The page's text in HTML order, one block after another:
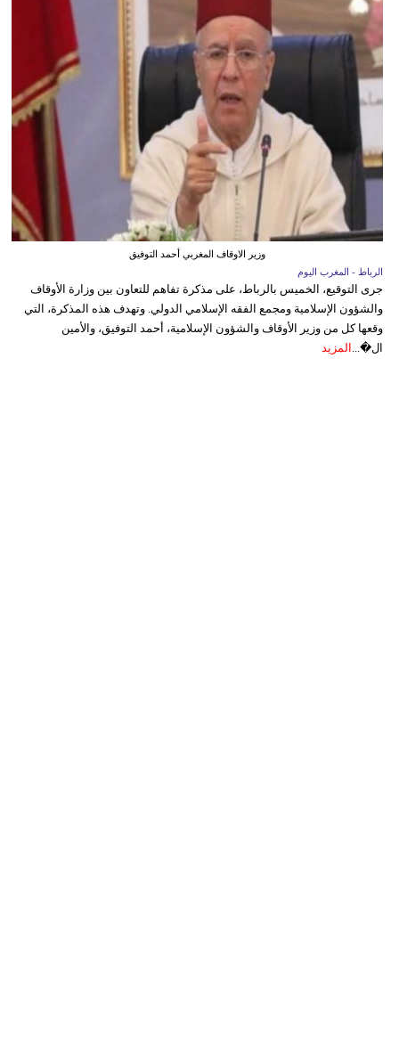
وزير الاوقاف المغربي أحمد التوفيق
الرباط - المغرب اليوم
جرى التوقيع، الخميس بالرباط، على مذكرة تفاهم للتعاون بين وزارة الأوقاف
والشؤون الإسلامية ومجمع الفقه الإسلامي الدولي. وتهدف هذه المذكرة، التي
وقعها كل من وزير الأوقاف والشؤون الإسلامية، أحمد التوفيق، والأمين
ال�... المزيد